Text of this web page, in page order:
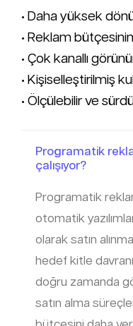
• Daha yüksek
• Reklam
• Çok kanallı
• Kişiselleştirilmiş
• Ölçülebilir ve
Programatik
çalışıyor?
Programatik
otomatik
olarak satın
hedef kitle
doğru zamanda
satın alma